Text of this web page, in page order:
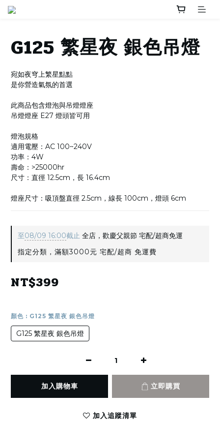
G125 繁星夜 銀色吊燈
宛如夜穹上繁星點點
是你營造氣氛的首選
此商品包含燈泡與吊燈燈座
吊燈燈座 E27 燈頭皆可用
燈泡規格
適用電壓：AC 100~240V
功率：4W
壽命：>25000hr
尺寸：直徑 12.5cm，長 16.4cm
燈座尺寸：吸頂盤直徑 2.5cm，線長 100cm，燈頭 6cm
至08/09 16:00截止 全店，歡慶父親節 宅配/超商免運
指定分類，滿額3000元 宅配/超商 免運費
NT$399
顏色 : G125 繁星夜 銀色吊燈
G125 繁星夜 銀色吊燈
加入購物車 立即購買
加入追蹤清單